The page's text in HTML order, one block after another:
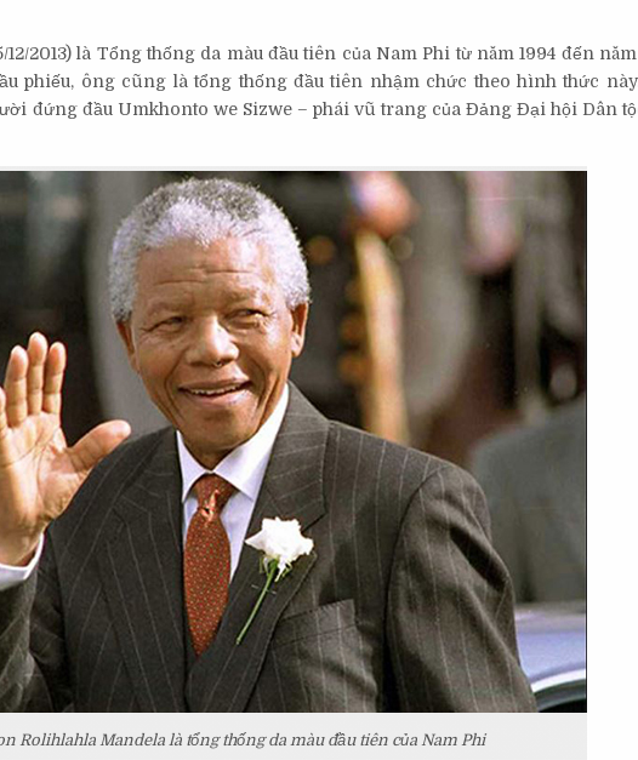
2013) là Tổng thống da màu đầu tiên của Nam Phi từ năm 1994 đến
phiếu, ông cũng là tổng thống đầu tiên nhậm chức theo hình thức
đứng đầu Umkhonto we Sizwe – phái vũ trang của Đảng Đại hội Dân
Rolihlahla Mandela là tổng thống da màu đầu tiên của Nam Phi